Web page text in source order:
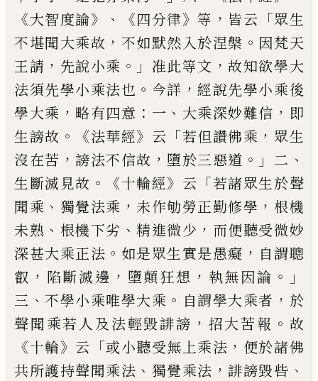
《大智度論》、《四分律》等 ， 皆云 「眾生
不堪聞大乘故 ， 不如默然入於涅槃 。 因梵天
王請 ， 先說小乘 。」 准此等文 ，故知欲學大
法須先學小乘法也 。 今詳 ， 經說先學小乘後
學大乘 ， 略有四意 ： 一 、 大乘深妙難信 ， 即
生謗故 。《法華經》 云 「若但讚佛乘 ， 眾生
沒在苦 ，謗法不信故 ， 墮於三惡道 。」 二 、
生斷滅見故 。《十輪經》 云 「若諸眾生於聲
聞乘 、 獨覺法乘 ， 未作劬勞正勤修學 ，根機
未熟 、 根機下劣 、精進微少 ， 而便聽受微妙
深甚大乘正法 。 如是眾生實是愚癡 ， 自謂聰
叡 ， 陷斷滅邊 ， 墮顛狂想 ， 執無因論 。」
三 、不學小乘唯學大乘 。 自謂學大乘者 ， 於
聲聞乘若人及法輕毀誹謗 ， 招大苦報 。 故
《十輪》 云 「或小聽受無上乘法 ， 便於諸佛
共所護持聲聞乘法 、 獨覺乘法 ，誹謗毀呰 、